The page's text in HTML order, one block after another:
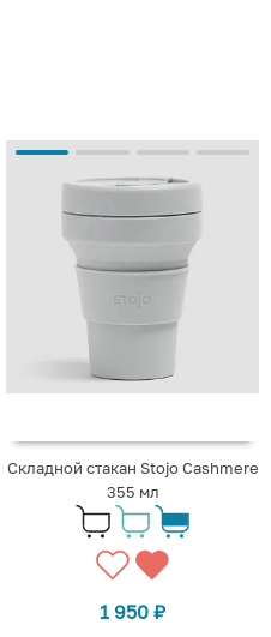
Складной стакан Stojo Cashmere
355 мл
1 950 ₽